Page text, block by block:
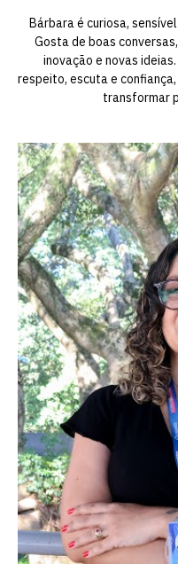
Bárbara é curiosa,
Gosta de boas
inovação e novas
respeito, escuta e
transformar